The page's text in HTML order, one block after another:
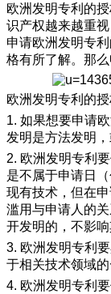
欧洲发明专利的
识产权越来越重
申请欧洲发明专
格有所了解。那
欧洲发明专利的
1. 如果想要申请
发明是方法发明，
2. 欧洲发明专利
是不属于申请日
现有技术，但在
滥用与申请人的
开发明的，不影响
3. 欧洲发明专利
于相关技术领域
4. 欧洲发明专利